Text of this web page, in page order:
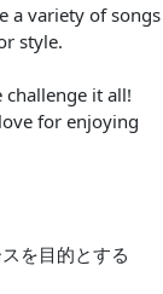
a variety of songs
style.
challenge it all!
for enjoying
を目的とする